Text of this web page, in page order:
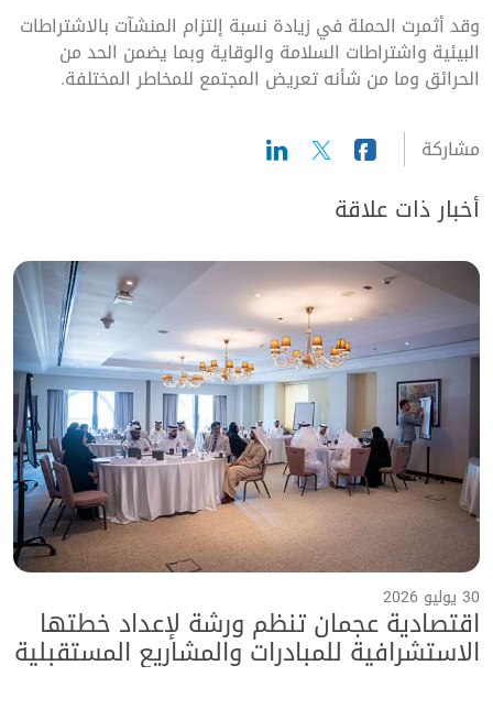
وقد أثمرت الحملة في زيادة نسبة إلتزام المنشآت بالاشتراطات
البيئية واشتراطات السلامة والوقاية وبما يضمن الحد من
الحرائق وما من شأنه تعريض المجتمع للمخاطر المختلفة.
مشاركة
أخبار ذات علاقة
30 يوليو 2026
اقتصادية عجمان تنظم ورشة لإعداد خطتها
الاستشرافية للمبادرات والمشاريع المستقبلية
حتى عام 2040